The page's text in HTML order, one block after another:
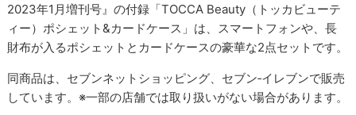
2023年1月増刊号』の付録「TOCCA Beauty（トッカビューテ
ィー）ポシェット&カードケース」は、スマートフォンや、長
財布が入るポシェットとカードケースの豪華な2点セットです。
同商品は、セブンネットショッピング、セブン‐イレブンで販売
しています。※一部の店舗では取り扱いがない場合があります。